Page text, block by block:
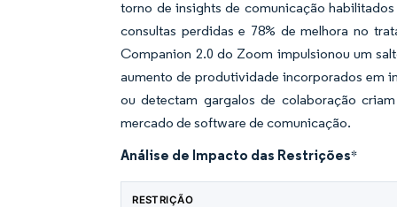
torno de insights de comunicação
consultas perdidas e 78% de melhora no
Companion 2.0 do Zoom impulsionou um
aumento de produtividade incorporados em
ou detectam gargalos de colaboração
mercado de software de comunicação.
Análise de Impacto das Restrições*
RESTRIÇÃO